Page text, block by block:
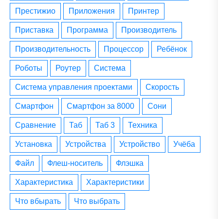
престижио приложения принтер
приставка программа производитель
производительность процессор ребёнок
роботы роутер система
система управления проектами скорость
смартфон смартфон за 8000 сони
сравнение таб таб 3 техника
установка устройства устройство учёба
файл флеш-носитель флэшка
характеристика характеристики
что вбырать что выбрать